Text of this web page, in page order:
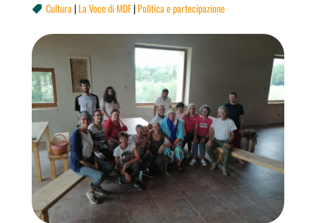
 Cultura |La Voce di MDF|Politica e partecipazione